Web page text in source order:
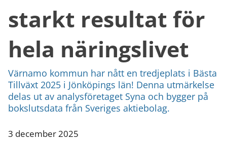
starkt resultat för
hela näringslivet
Värnamo kommun har nått en tredjeplats i Bästa
Tillväxt 2025 i Jönköpings län! Denna utmärkelse
delas ut av analysföretaget Syna och bygger på
bokslutsdata från Sveriges aktiebolag.
3 december 2025